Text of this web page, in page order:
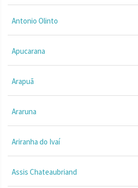
Antonio Olinto
Apucarana
Arapuã
Araruna
Ariranha do Ivaí
Assis Chateaubriand